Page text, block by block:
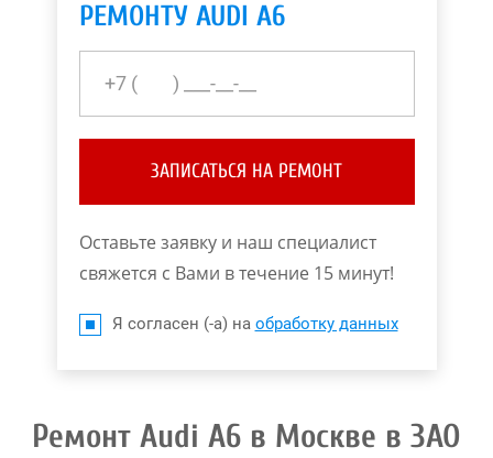
РЕМОНТУ AUDI A6
ЗАПИСАТЬСЯ НА РЕМОНТ
Оставьте заявку и наш специалист
свяжется с Вами в течение 15 минут!
Я согласен (-а) на обработку данных
Ремонт Audi A6 в Москве в ЗАО